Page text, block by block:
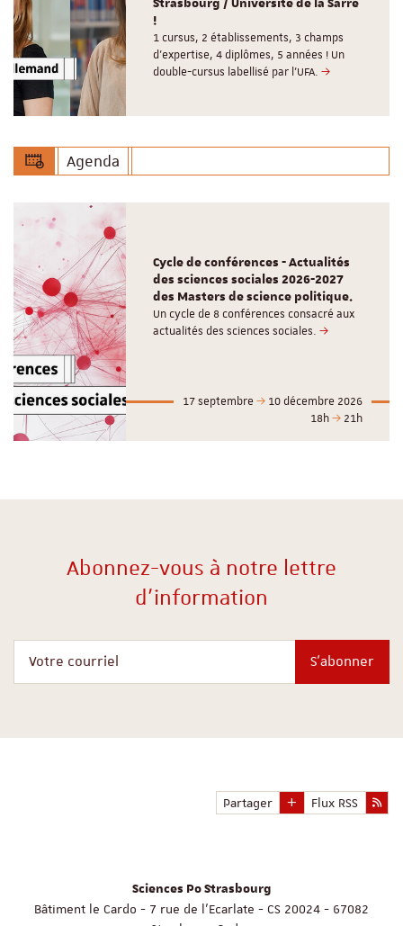
!
1 cursus, 2 établissements, 3 champs
d’expertise, 4 diplômes, 5 années ! Un
double-cursus labellisé par l'UFA.
Agenda
Cycle de conférences - Actualités
des sciences sociales 2026-2027
des Masters de science politique.
Un cycle de 8 conférences consacré aux
actualités des sciences sociales.
17 septembre
10 décembre 2026
18h
21h
Abonnez-vous à notre lettre
d'information
S'abonner
Partager Flux RSS
Sciences Po Strasbourg
Bâtiment le Cardo - 7 rue de l'Ecarlate - CS 20024 - 67082